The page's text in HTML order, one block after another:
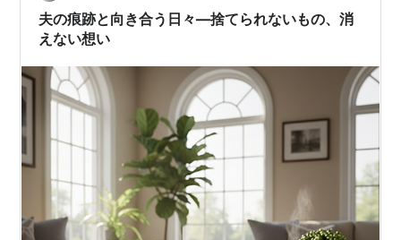
なってから数ヶ月経過しているベテラン勢もちらほ…
夫の痕跡と向き合う日々―捨てられないもの、消
えない想い